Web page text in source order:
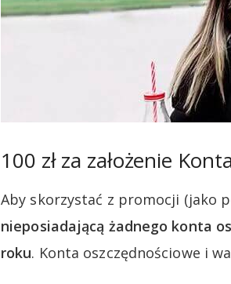
100 zł za założenie
Aby skorzystać z promocji (jako
nieposiadającą żadnego konta
roku. Konta oszczędnościowe i